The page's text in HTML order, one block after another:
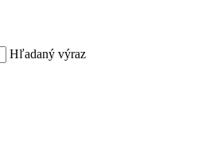
Hľadaný výraz